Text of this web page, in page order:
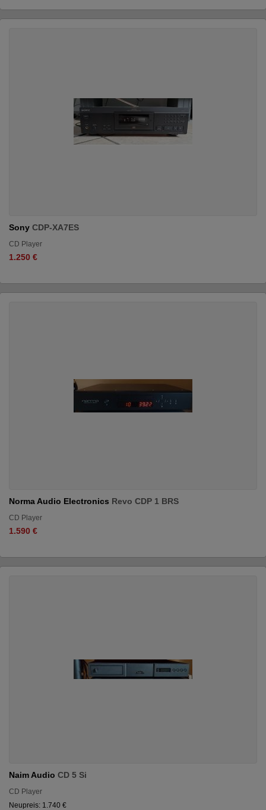
Sony CDP-XA7ES
CD Player
1.250 €
Norma Audio Electronics Revo CDP 1 BRS
CD Player
1.590 €
Naim Audio CD 5 Si
CD Player
Neupreis: 1.740 €